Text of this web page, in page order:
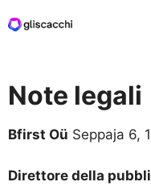
al
Note legali
Bfirst Oü Seppaja 6,
Direttore della